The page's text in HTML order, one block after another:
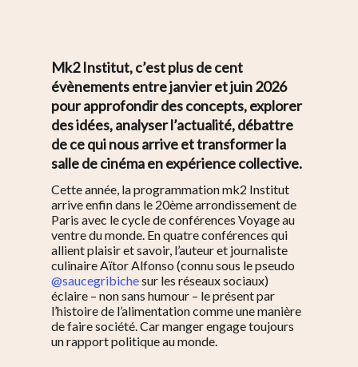
Mk2 Institut, c’est plus de cent
évènements entre janvier et juin 2026
pour approfondir des concepts, explorer
des idées, analyser l’actualité, débattre
de ce qui nous arrive et transformer la
salle de cinéma en expérience collective.
Cette année, la programmation mk2 Institut
arrive enfin dans le 20ème arrondissement de
Paris avec le cycle de conférences Voyage au
ventre du monde. En quatre conférences qui
allient plaisir et savoir, l’auteur et journaliste
culinaire Aïtor Alfonso (connu sous le pseudo
@saucegribichesur les réseaux sociaux)
éclaire – non sans humour – le présent par
l’histoire de l’alimentation comme une manière
de faire société. Car manger engage toujours
un rapport politique au monde.